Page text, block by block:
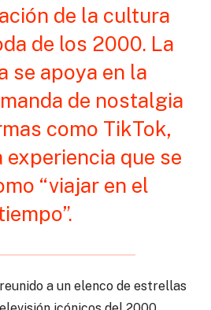
de la cultura
de los 2000. La
se apoya en la
de nostalgia
como TikTok,
experiencia que se
“viajar en el
a un elenco de estrellas